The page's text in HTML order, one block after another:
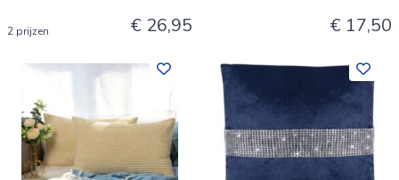
2 prijzen € 26,95 € 17,50